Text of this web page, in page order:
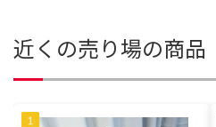
近くの売り場の商品